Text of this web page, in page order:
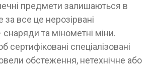
предмети залишаються в
за все це нерозірвані
та мінометні міни.
сертифіковані спеціалізовані
обстеження, нетехнічне або